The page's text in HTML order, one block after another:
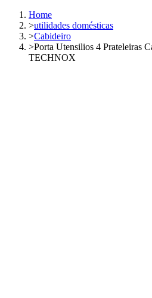
Home
>utilidades domésticas
>Cabideiro
>Porta Utensilios 4 Prateleiras
TECHNOX